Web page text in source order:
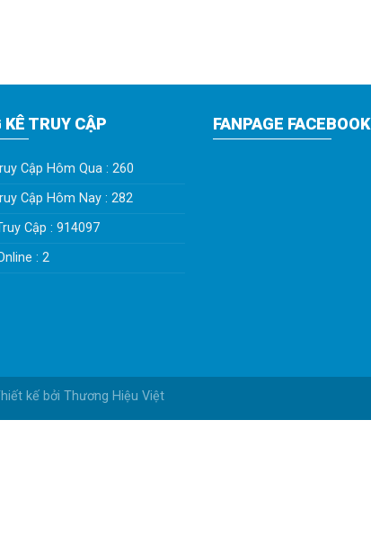
KÊ TRUY CẬP
Cập Hôm Qua : 260
Cập Hôm Nay : 282
Cập : 914097
: 2
FANPAGE FACEBOOK
kế bởi Thương Hiệu Việt